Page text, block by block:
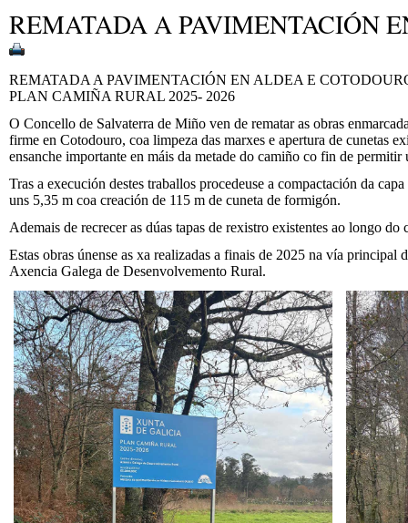
REMATADA A PAVIMENTACIÓN
REMATADA A PAVIMENTACIÓN EN ALDEA E
PLAN CAMIÑA RURAL 2025- 2026
O Concello de Salvaterra de Miño ven de rematar as obras
firme en Cotodouro, coa limpeza das marxes e apertura de cunetas
ensanche importante en máis da metade do camiño co fin de
Tras a execución destes traballos procedeuse a compactación da
uns 5,35 m coa creación de 115 m de cuneta de formigón.
Ademais de recrecer as dúas tapas de rexistro existentes ao longo
Estas obras únense as xa realizadas a finais de 2025 na vía
Axencia Galega de Desenvolvemento Rural.